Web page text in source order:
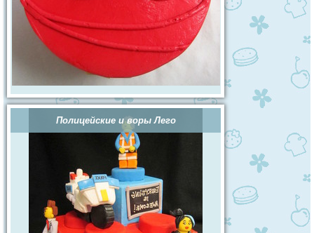
Полицейские и воры Лего